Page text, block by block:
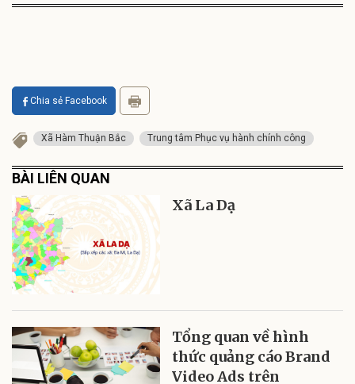
Chia sẻ Facebook
Xã Hàm Thuận Bắc Trung tâm Phục vụ hành chính công
BÀI LIÊN QUAN
Xã La Dạ
Tổng quan về hình
thức quảng cáo Brand
Video Ads trên